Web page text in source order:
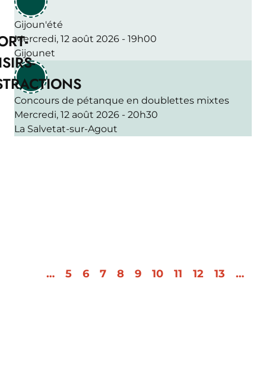
Gijoun'été
Mercredi, 12 août 2026 - 19h00
Gijounet
Concours de pétanque en doublettes mixtes
Mercredi, 12 août 2026 - 20h30
La Salvetat-sur-Agout
Première
Page
… Page
5 Page
6 Page
7 Page
8 Page
9 Page
10 Page
11 Page
12 Page
13 …